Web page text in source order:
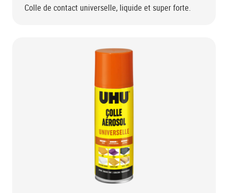
Colle de contact universelle, liquide et super forte.